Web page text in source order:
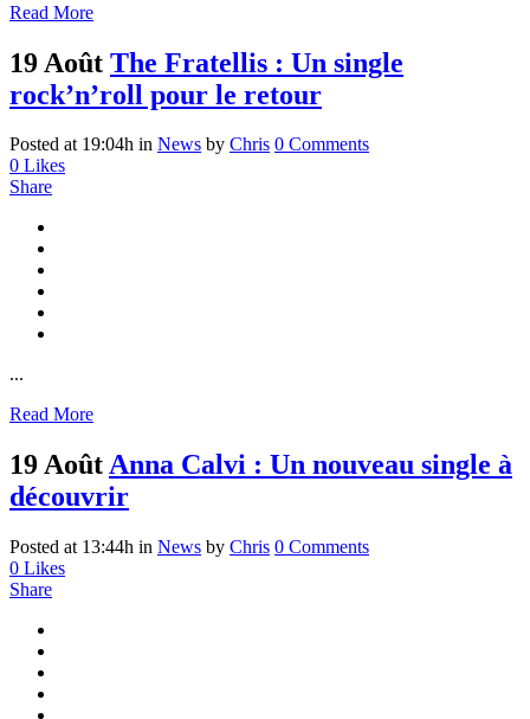
Read More
19 Août The Fratellis : Un single
rock’n’roll pour le retour
Posted at 19:04h in News by Chris 0 Comments
0 Likes
Share
...
Read More
19 AoûtAnna Calvi : Un nouveau single à
découvrir
Posted at 13:44h in News by Chris 0 Comments
0 Likes
Share